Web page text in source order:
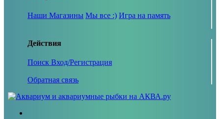
Наши Магазины Мы все :) Игра на память
Действия
Поиск Вход/Регистрация
Обратная связь